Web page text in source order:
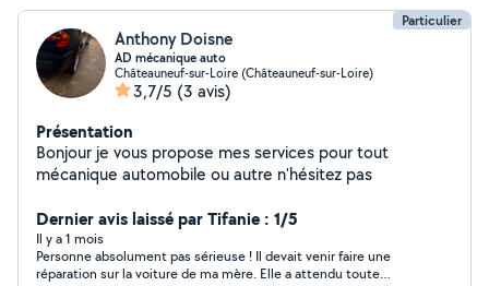
Particulier
Anthony Doisne
AD mécanique auto
Châteauneuf-sur-Loire (Châteauneuf-sur-Loire)
3,7/5 (3 avis)
Présentation
Bonjour je vous propose mes services pour tout
mécanique automobile ou autre n'hésitez pas
Dernier avis laissé par Tifanie : 1/5
Il y a 1 mois
Personne absolument pas sérieuse ! Il devait venir faire une
réparation sur la voiture de ma mère. Elle a attendu toute